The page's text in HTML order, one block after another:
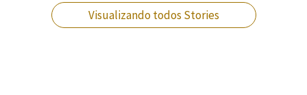
Visualizando todos Stories